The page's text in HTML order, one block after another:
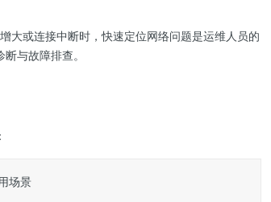
大或连接中断时，快速定位网络问题是运维人员的
与故障排查。
场景